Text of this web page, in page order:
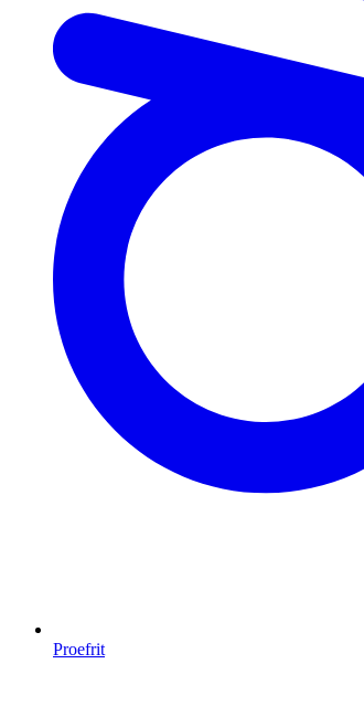
Proefrit